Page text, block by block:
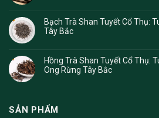
Bạch Trà Shan Tuyết Cổ Thụ:
Tây Bắc
Hồng Trà Shan Tuyết Cổ Thụ:
Ong Rừng Tây Bắc
SẢN PHẨM